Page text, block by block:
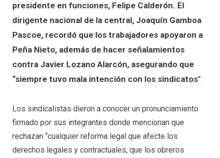
presidente en funciones, Felipe Calderón. El
dirigente nacional de la central, Joaquín Gamboa
Pascoe, recordó que los trabajadores apoyaron a
Peña Nieto, además de hacer señalamientos
contra Javier Lozano Alarcón, asegurando que
“siempre tuvo mala intención con los sindicatos”.
Los sindicalistas dieron a conocer un pronunciamiento
firmado por sus integrantes donde mencionan que
rechazan “cualquier reforma legal que afecte los
derechos legales y contractuales, que los obreros